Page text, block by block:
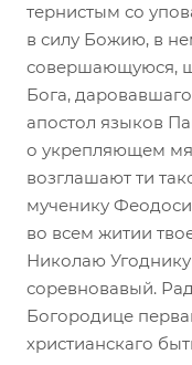
тернистым со
в силу Божию, в
совершающуюся,
Бога,
апостол языков
о укрепляющем мя
возглашают ти
мученику
во всем житии
Николаю Угоднику
соревновавый.
Богородице
христианскаго